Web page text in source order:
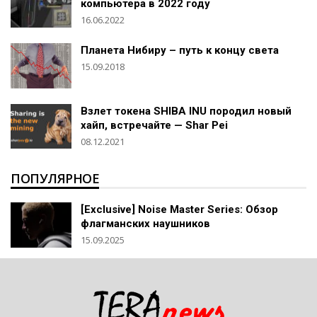
компьютера в 2022 году
16.06.2022
Планета Нибиру – путь к концу света
15.09.2018
Взлет токена SHIBA INU породил новый
хайп, встречайте — Shar Pei
08.12.2021
ПОПУЛЯРНОЕ
[Exclusive] Noise Master Series: Обзор
флагманских наушников
15.09.2025